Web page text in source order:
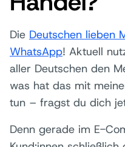
Die Deutschen lieben
WhatsApp! Aktuell
aller Deutschen den
was hat das mit
tun – fragst du dich
Denn gerade im E-